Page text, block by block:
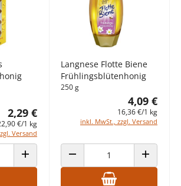
2,29 €
€/1 kg
Versand
ANZAHL ERHÖHEN
Langnese Flotte Biene
Frühlingsblütenhonig
250 g
4,09 €
16,36 €/1 kg
inkl. MwSt., zzgl. Versand
ANZAHL VERRINGERN ANZAHL